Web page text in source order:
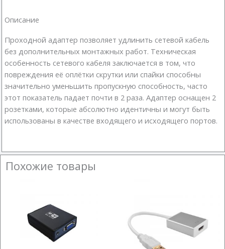
Описание
Проходной адаптер позволяет удлинить сетевой кабель
без дополнительных монтажных работ. Техническая
особенность сетевого кабеля заключается в том, что
повреждения её оплётки скрутки или спайки способны
значительно уменьшить пропускную способность, часто
этот показатель падает почти в 2 раза. Адаптер оснащен 2
розетками, которые абсолютно идентичны и могут быть
использованы в качестве входящего и исходящего портов.
Похожие товары